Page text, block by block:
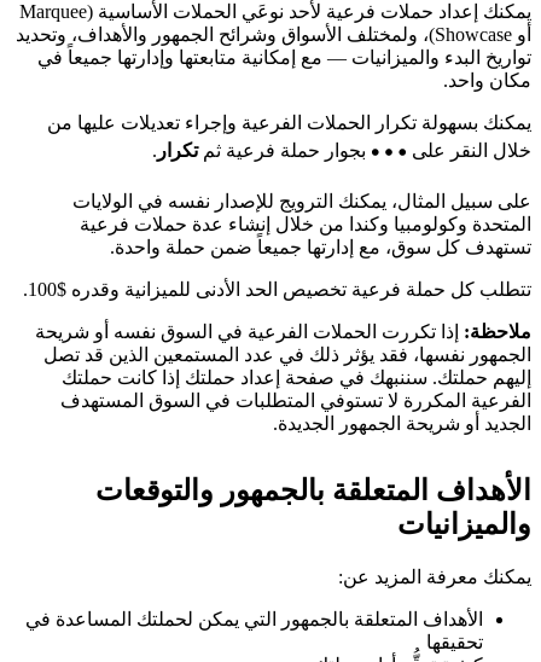
يمكنك إعداد حملات فرعية لأحد نوعَي الحملات الأساسية (Marquee
أو Showcase)، ولمختلف الأسواق وشرائح الجمهور والأهداف، وتحديد
تواريخ البدء والميزانيات — مع إمكانية متابعتها وإدارتها جميعاً في
مكان واحد.
يمكنك بسهولة تكرار الحملات الفرعية وإجراء تعديلات عليها من
خلال النقر على
بجوار حملة فرعية ثمتكرار .
على سبيل المثال، يمكنك الترويج للإصدار نفسه في الولايات
المتحدة وكولومبيا وكندا من خلال إنشاء عدة حملات فرعية
تستهدف كل سوق، مع إدارتها جميعاً ضمن حملة واحدة.
تتطلب كل حملة فرعية تخصيص الحد الأدنى للميزانية وقدره $100.
ملاحظة: إذا تكررت الحملات الفرعية في السوق نفسه أو شريحة
الجمهور نفسها، فقد يؤثر ذلك في عدد المستمعين الذين قد تصل
إليهم حملتك. سننبهك في صفحة إعداد حملتك إذا كانت حملتك
الفرعية المكررة لا تستوفي المتطلبات في السوق المستهدف
الجديد أو شريحة الجمهور الجديدة.
الأهداف المتعلقة بالجمهور والتوقعات
والميزانيات
يمكنك معرفة المزيد عن:
الأهداف المتعلقة بالجمهور التي يمكن لحملتك المساعدة في
تحقيقها